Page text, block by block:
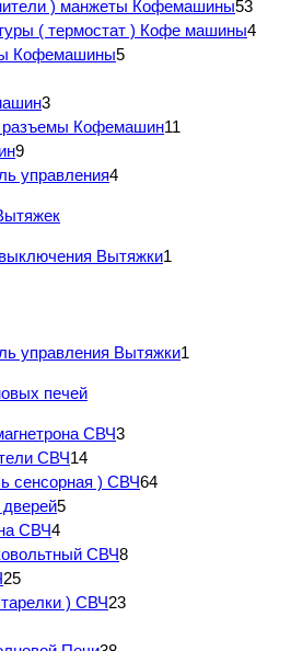
) манжеты Кофемашины53
( термостат ) Кофе машины4
Кофемашины5
3
разъемы Кофемашин11
9
управления4
Вытяжки1
управления Вытяжки1
печей
СВЧ3
СВЧ14
сенсорная ) СВЧ64
дверей5
СВЧ4
СВЧ8
25
) СВЧ23